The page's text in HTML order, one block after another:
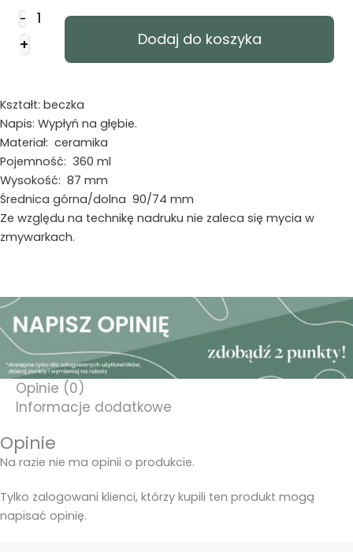
-
ilość
Kubek
matowy
na
głębię
-
rybka
-
czerwony
+ Dodaj do koszyka
Kształt: beczka
Napis: Wypłyń na głębie.
Materiał: ceramika
Pojemność: 360 ml
Wysokość: 87 mm
Średnica górna/dolna 90/74 mm
Ze względu na technikę nadruku nie zaleca się mycia w
zmywarkach.
Opinie (0)
Informacje dodatkowe
Opinie
Na razie nie ma opinii o produkcie.
Tylko zalogowani klienci, którzy kupili ten produkt mogą
napisać opinię.